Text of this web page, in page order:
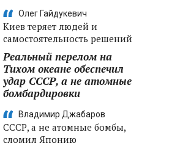
Олег Гайдукевич
Киев теряет людей и
самостоятельность решений
Реальный перелом на
Тихом океане обеспечил
удар СССР, а не атомные
бомбардировки
Владимир Джабаров
СССР, а не атомные бомбы,
сломил Японию